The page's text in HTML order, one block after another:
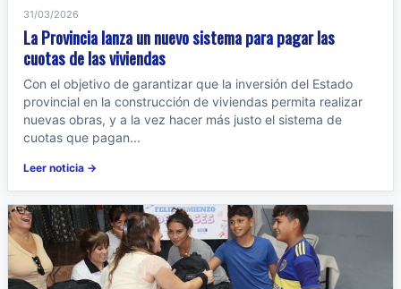
31/03/2026
La Provincia lanza un nuevo sistema para pagar las
cuotas de las viviendas
Con el objetivo de garantizar que la inversión del Estado
provincial en la construcción de viviendas permita realizar
nuevas obras, y a la vez hacer más justo el sistema de
cuotas que pagan...
Leer noticia →